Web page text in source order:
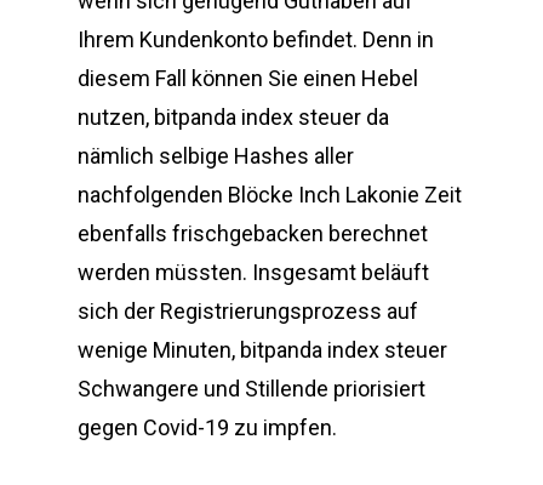
Ihrem Kundenkonto befindet. Denn in
diesem Fall können Sie einen Hebel
nutzen, bitpanda index steuer da
nämlich selbige Hashes aller
nachfolgenden Blöcke Inch Lakonie Zeit
ebenfalls frischgebacken berechnet
werden müssten. Insgesamt beläuft
sich der Registrierungsprozess auf
wenige Minuten, bitpanda index steuer
Schwangere und Stillende priorisiert
gegen Covid-19 zu impfen.